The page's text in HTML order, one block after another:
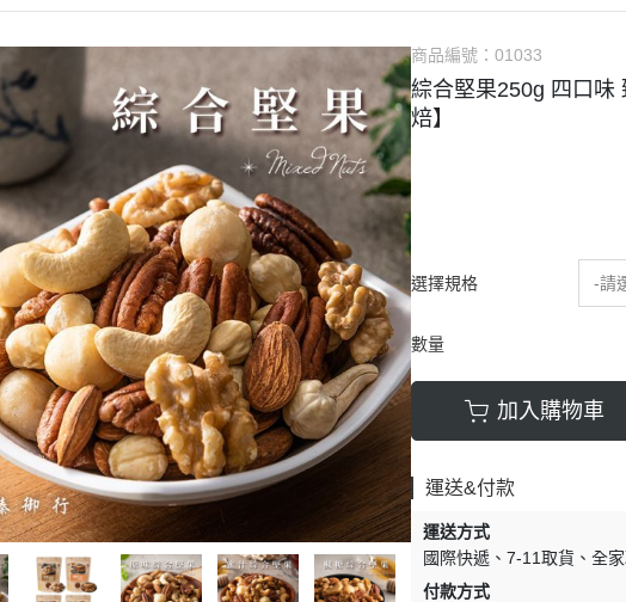
花生類
豆類
商品編號：01033
綜合堅果250g 四口味
焙】
選擇規格 -請
數量
加入購物車
運送&付款
運送方式
國際快遞
7-11取貨 全
付款方式